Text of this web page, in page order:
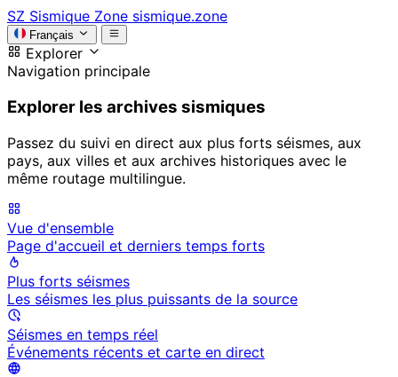
SZ Sismique Zone sismique.zone
Français
Explorer
Navigation principale
Explorer les archives sismiques
Passez du suivi en direct aux plus forts séismes, aux
pays, aux villes et aux archives historiques avec le
même routage multilingue.
Vue d'ensemble
Page d'accueil et derniers temps forts
Plus forts séismes
Les séismes les plus puissants de la source
Séismes en temps réel
Événements récents et carte en direct